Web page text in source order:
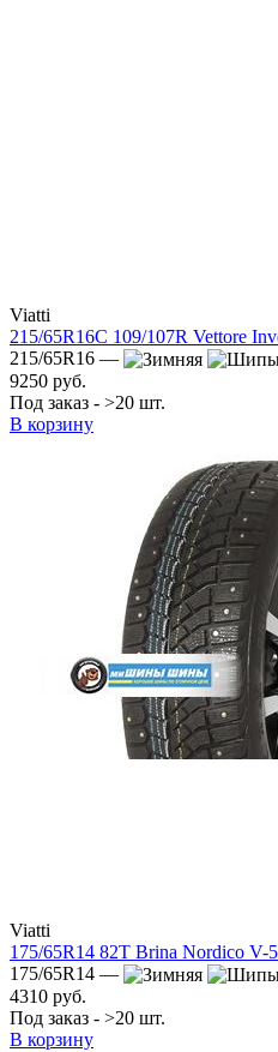
Viatti
215/65R16C 109/107R Vettore
215/65R16 —
9250 руб.
Под заказ - >20 шт.
В корзину
Viatti
175/65R14 82T Brina Nordico
175/65R14 —
4310 руб.
Под заказ - >20 шт.
В корзину